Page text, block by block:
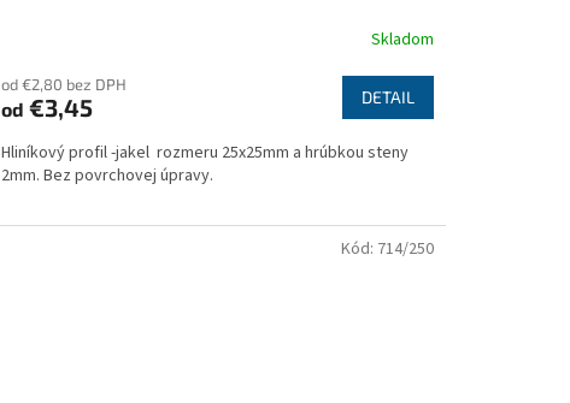
Skladom
od €2,80 bez DPH
od €3,45 DETAIL
Hliníkový profil -jakel rozmeru 25x25mm a hrúbkou steny
2mm. Bez povrchovej úpravy.
Kód: 714/250